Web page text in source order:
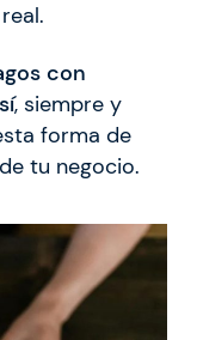
con
, siempre y
forma de
tu negocio.